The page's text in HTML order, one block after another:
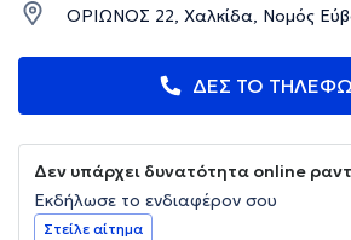
ΟΡΙΩΝΟΣ 22, Χαλκίδα, Νομός
ΔΕΣ ΤΟ
Δεν υπάρχει δυνατότητα online
Εκδήλωσε το ενδιαφέρον σου
Στείλε αίτημα